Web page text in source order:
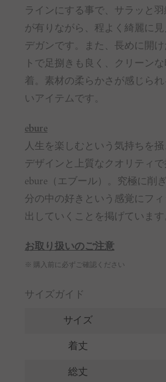
ラインにする事で、サラッと
が有りながら、程よく綺麗に
デガンです。また、長めに開
トで足捌きも良く、クリーン
着。素材の柔らかさが感じら
いアイテムです。
ebure
人生を楽しむという気持ちを掻
デザインと上質なクオリティで
ebure（エブール）。究極に削
分の中の好きという感覚にフィ
出していくことを掲げています
お取り扱いのご注意
※ 購入前に必ずご確認ください
サイズガイド
サイズ
着丈
総丈